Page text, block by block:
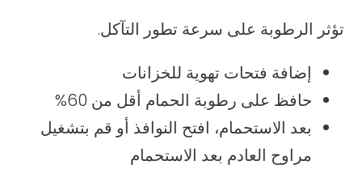
تؤثر الرطوبة على سرعة تطور التآكل.
إضافة فتحات تهوية للخزانات
حافظ على رطوبة الحمام أقل من 60%
بعد الاستحمام، افتح النوافذ أو قم بتشغيل
مراوح العادم بعد الاستحمام